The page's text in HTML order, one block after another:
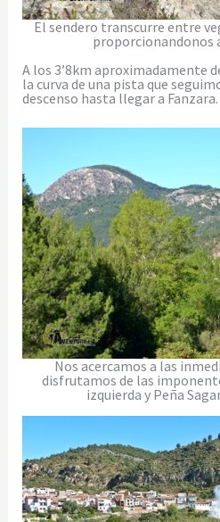
El sendero transcurre entre
proporcionandonos
A los 3’8km aproximadamente
la curva de una pista que
descenso hasta llegar a Fanzara.
Nos acercamos a las
disfrutamos de las
izquierda y Peña